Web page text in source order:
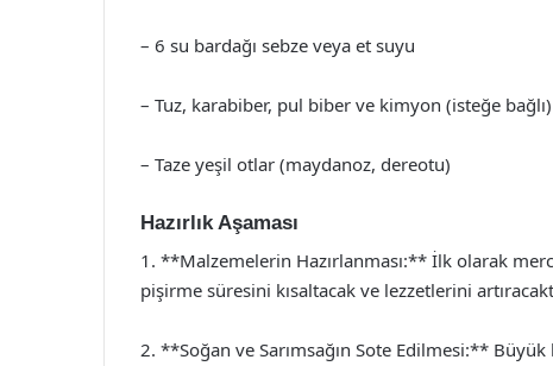
– 6 su bardağı sebze veya et suyu
– Tuz, karabiber, pul biber ve kimyon (isteğe bağlı)
– Taze yeşil otlar (maydanoz, dereotu)
Hazırlık Aşaması
1. **Malzemelerin Hazırlanması:** İlk olarak
pişirme süresini kısaltacak ve lezzetlerini
2. **Soğan ve Sarımsağın Sote Edilmesi:** Büyük